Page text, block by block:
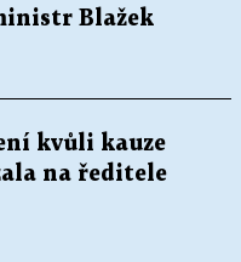
Blažek
kvůli kauze
na ředitele